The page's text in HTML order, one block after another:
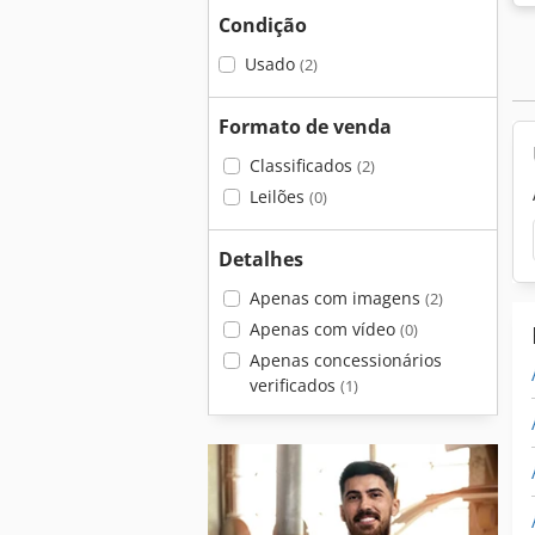
Condição
Usado (2)
Formato de venda
Classificados (2)
Leilões (0)
Detalhes
Apenas com imagens (2)
Apenas com vídeo (0)
Apenas concessionários
verificados (1)